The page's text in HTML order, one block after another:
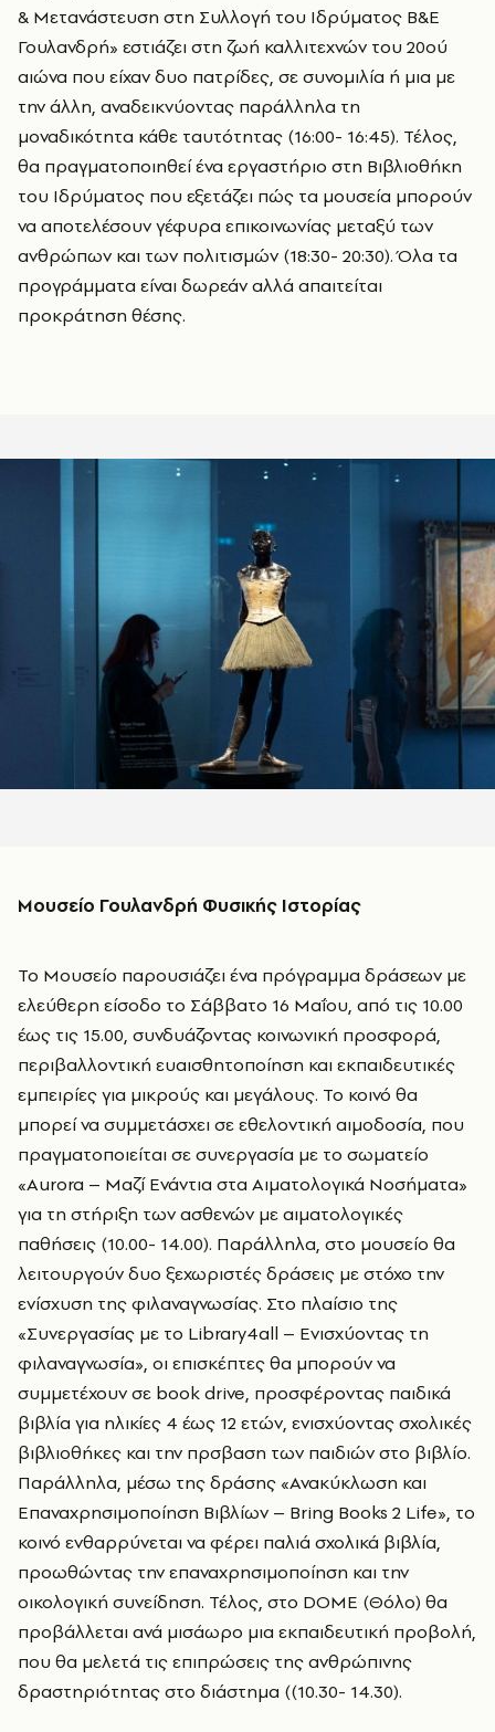
& Μετανάστευση στη Συλλογή του Ιδρύματος Β&Ε
Γουλανδρή» εστιάζει στη ζωή καλλιτεχνών του 20ού
αιώνα που είχαν δυο πατρίδες, σε συνομιλία ή μια με
την άλλη, αναδεικνύοντας παράλληλα τη
μοναδικότητα κάθε ταυτότητας (16:00- 16:45). Τέλος,
θα πραγματοποιηθεί ένα εργαστήριο στη Βιβλιοθήκη
του Ιδρύματος που εξετάζει πώς τα μουσεία μπορούν
να αποτελέσουν γέφυρα επικοινωνίας μεταξύ των
ανθρώπων και των πολιτισμών (18:30- 20:30). Όλα τα
προγράμματα είναι δωρεάν αλλά απαιτείται
προκράτηση θέσης.
Μουσείο Γουλανδρή Φυσικής Ιστορίας
Το Μουσείο παρουσιάζει ένα πρόγραμμα δράσεων με
ελεύθερη είσοδο το Σάββατο 16 Μαΐου, από τις 10.00
έως τις 15.00, συνδυάζοντας κοινωνική προσφορά,
περιβαλλοντική ευαισθητοποίηση και εκπαιδευτικές
εμπειρίες για μικρούς και μεγάλους. Το κοινό θα
μπορεί να συμμετάσχει σε εθελοντική αιμοδοσία, που
πραγματοποιείται σε συνεργασία με το σωματείο
«Aurora – Μαζί Ενάντια στα Αιματολογικά Νοσήματα»
για τη στήριξη των ασθενών με αιματολογικές
παθήσεις (10.00- 14.00). Παράλληλα, στο μουσείο θα
λειτουργούν δυο ξεχωριστές δράσεις με στόχο την
ενίσχυση της φιλαναγνωσίας. Στο πλαίσιο της
«Συνεργασίας με το Library4all – Ενισχύοντας τη
φιλαναγνωσία», οι επισκέπτες θα μπορούν να
συμμετέχουν σε book drive, προσφέροντας παιδικά
βιβλία για ηλικίες 4 έως 12 ετών, ενισχύοντας σχολικές
βιβλιοθήκες και την πρσβαση των παιδιών στο βιβλίο.
Παράλληλα, μέσω της δράσης «Ανακύκλωση και
Επαναχρησιμοποίηση Βιβλίων – Bring Books 2 Life», το
κοινό ενθαρρύνεται να φέρει παλιά σχολικά βιβλία,
προωθώντας την επαναχρησιμοποίηση και την
οικολογική συνείδηση. Τέλος, στο DOME (Θόλο) θα
προβάλλεται ανά μισάωρο μια εκπαιδευτική προβολή,
που θα μελετά τις επιπρώσεις της ανθρώπινης
δραστηριότητας στο διάστημα ((10.30- 14.30).